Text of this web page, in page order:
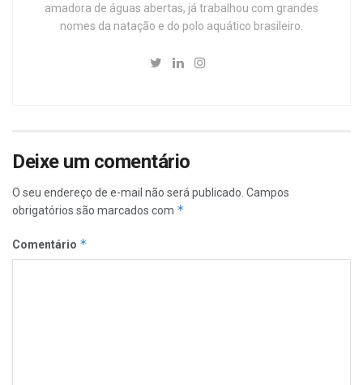
amadora de águas abertas, já trabalhou com grandes
nomes da natação e do polo aquático brasileiro.
Deixe um comentário
O seu endereço de e-mail não será publicado. Campos
obrigatórios são marcados com *
Comentário *